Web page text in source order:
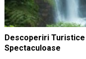
Descoperiri
Spectaculoase